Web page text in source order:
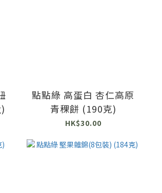
點點綠 高蛋白 杏仁高原
青稞餅 (190克)
HK$30.00